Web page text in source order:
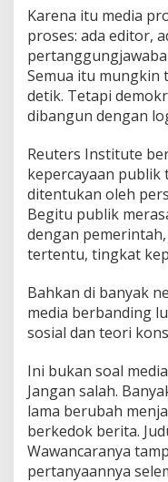
Karena itu media
proses: ada editor,
Semua itu mungkin
detik. Tetapi
dibangun dengan
Reuters Institute
kepercayaan publik
ditentukan oleh
Begitu publik
dengan
tertentu, tingkat
Bahkan di banyak
media berbanding
sosial dan teori
Ini bukan soal
Jangan salah.
lama berubah
berkedok berita.
Wawancaranya
pertanyaannya